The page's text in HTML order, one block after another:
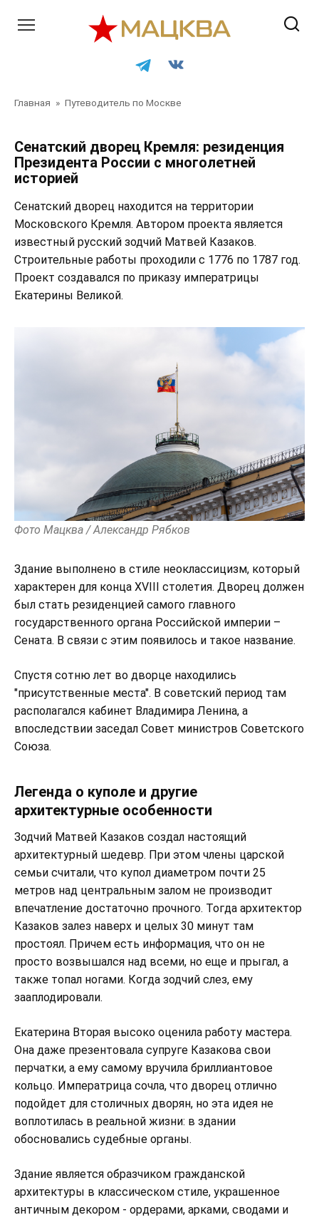
Главная » Путеводитель по Москве
Сенатский дворец Кремля: резиденция
Президента России с многолетней
историей
Сенатский дворец находится на территории
Московского Кремля. Автором проекта является
известный русский зодчий Матвей Казаков.
Строительные работы проходили с 1776 по 1787 год.
Проект создавался по приказу императрицы
Екатерины Великой.
Фото Мацква / Александр Рябков
Здание выполнено в стиле неоклассицизм, который
характерен для конца XVIII столетия. Дворец должен
был стать резиденцией самого главного
государственного органа Российской империи –
Сената. В связи с этим появилось и такое название.
Спустя сотню лет во дворце находились
"присутственные места". В советский период там
располагался кабинет Владимира Ленина, а
впоследствии заседал Совет министров Советского
Союза.
Легенда о куполе и другие
архитектурные особенности
Зодчий Матвей Казаков создал настоящий
архитектурный шедевр. При этом члены царской
семьи считали, что купол диаметром почти 25
метров над центральным залом не производит
впечатление достаточно прочного. Тогда архитектор
Казаков залез наверх и целых 30 минут там
простоял. Причем есть информация, что он не
просто возвышался над всеми, но еще и прыгал, а
также топал ногами. Когда зодчий слез, ему
зааплодировали.
Екатерина Вторая высоко оценила работу мастера.
Она даже презентовала супруге Казакова свои
перчатки, а ему самому вручила бриллиантовое
кольцо. Императрица сочла, что дворец отлично
подойдет для столичных дворян, но эта идея не
воплотилась в реальной жизни: в здании
обосновались судебные органы.
Здание является образчиком гражданской
архитектуры в классическом стиле, украшенное
античным декором - ордерами, арками, сводами и